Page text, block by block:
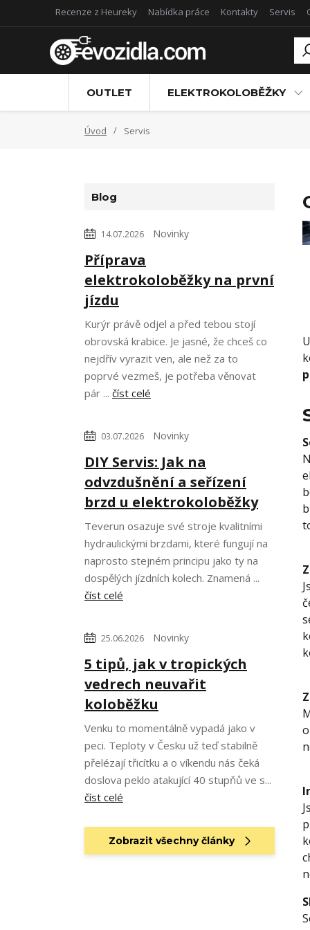
Recenze z Heureky Nabídka práce Kontakty Servis
OUTLET ELEKTROKOLOBĚŽKY
Úvod Servis
Blog
14.07.2026 Novinky
Příprava
elektrokoloběžky na první
jízdu
Kurýr právě odjel a před tebou stojí
obrovská krabice. Je jasné, že chceš co
nejdřív vyrazit ven, ale než za to
poprvé vezmeš, je potřeba věnovat
pár ... číst celé
03.07.2026 Novinky
DIY Servis: Jak na
odvzdušnění a seřízení
brzd u elektrokoloběžky
Teverun osazuje své stroje kvalitními
hydraulickými brzdami, které fungují na
naprosto stejném principu jako ty na
dospělých jízdních kolech. Znamená ...
číst celé
25.06.2026 Novinky
5 tipů, jak v tropických
vedrech neuvařit
koloběžku
Venku to momentálně vypadá jako v
peci. Teploty v Česku už teď stabilně
přelézají třicítku a o víkendu nás čeká
doslova peklo atakující 40 stupňů ve s...
číst celé
Zobrazit všechny články